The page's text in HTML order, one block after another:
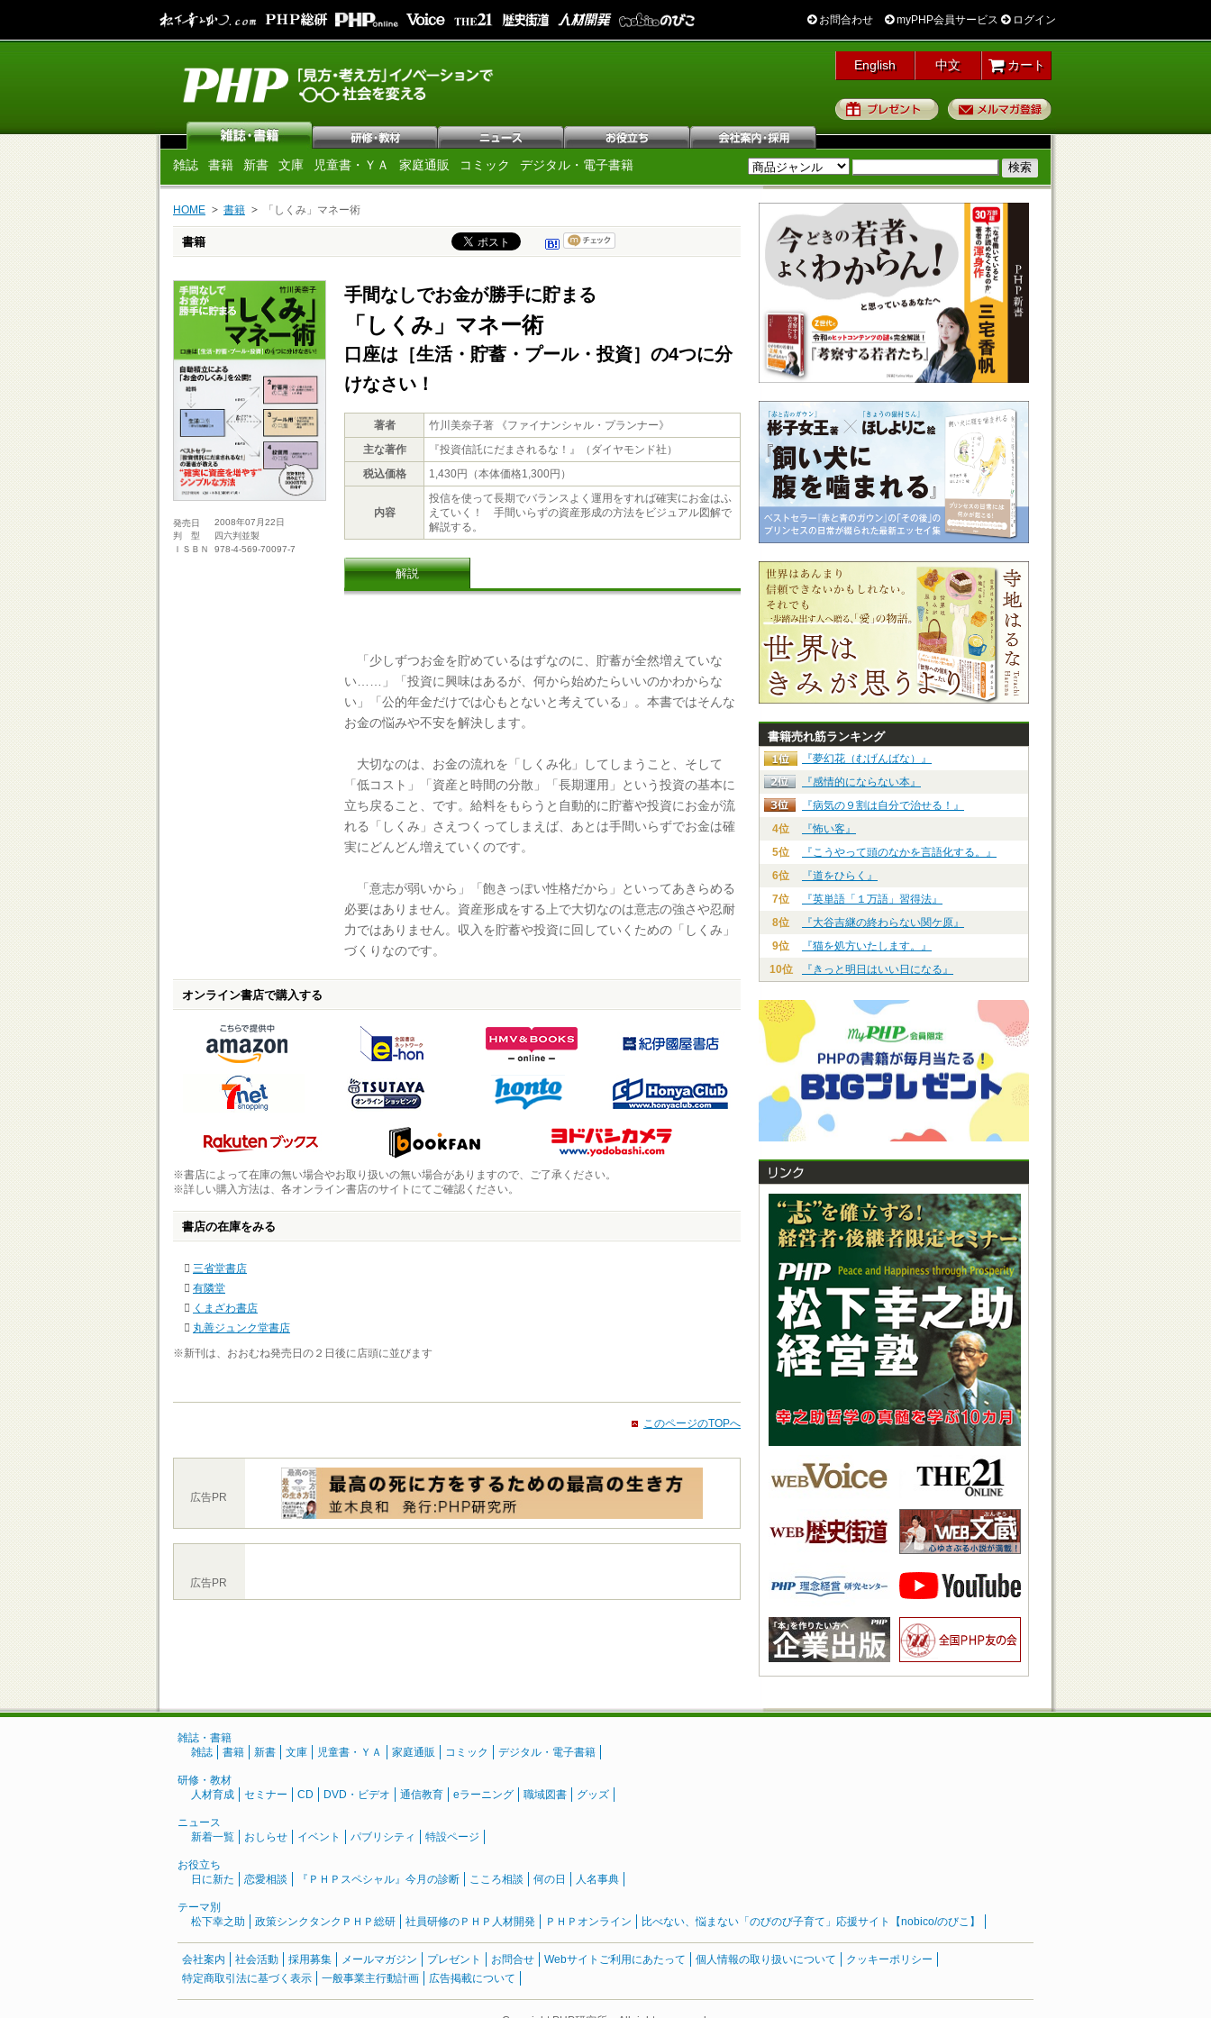
お問合わせ myPHP会員サービス ログイン
English 中文 カート
プレゼント
雑誌 書籍 新書 文庫 児童書・ＹＡ 家庭通販 コミック デジタル・電子書籍
HOME 書籍 「しくみ」マネー術
書籍
発売日
2008年07月22日
判 型
四六判並製
ＩＳＢＮ
978-4-569-70097-7
手間なしでお金が勝手に貯まる
「しくみ」マネー術
口座は［生活・貯蓄・プール・投資］の4つに分
けなさい！
著者
竹川美奈子著 《ファイナンシャル・プランナー》
主な著作
『投資信託にだまされるな！』（ダイヤモンド社）
税込価格
1,430円（本体価格1,300円）
内容
投信を使って長期でバランスよく運用をすれば確実にお金はふ
えていく！ 手間いらずの資産形成の方法をビジュアル図解で
解説する。
解説
「少しずつお金を貯めているはずなのに、貯蓄が全然増えていな
い……」「投資に興味はあるが、何から始めたらいいのかわからな
い」「公的年金だけでは心もとないと考えている」。本書ではそんな
お金の悩みや不安を解決します。
大切なのは、お金の流れを「しくみ化」してしまうこと、そして
「低コスト」「資産と時間の分散」「長期運用」という投資の基本に
立ち戻ること、です。給料をもらうと自動的に貯蓄や投資にお金が流
れる「しくみ」さえつくってしまえば、あとは手間いらずでお金は確
実にどんどん増えていくのです。
「意志が弱いから」「飽きっぽい性格だから」といってあきらめる
必要はありません。資産形成をする上で大切なのは意志の強さや忍耐
力ではありません。収入を貯蓄や投資に回していくための「しくみ」
づくりなのです。
オンライン書店で購入する
※書店によって在庫の無い場合やお取り扱いの無い場合がありますので、ご了承ください。
※詳しい購入方法は、各オンライン書店のサイトにてご確認ください。
書店の在庫をみる
三省堂書店
有隣堂
くまざわ書店
丸善ジュンク堂書店
※新刊は、おおむね発売日の２日後に店頭に並びます
このページのTOPへ
広告PR
広告PR
書籍売れ筋ランキング
『夢幻花（むげんばな）』
『感情的にならない本』
『病気の９割は自分で治せる！』
4位
『怖い客』
5位
『こうやって頭のなかを言語化する。』
6位
『道をひらく』
7位
『英単語「１万語」習得法』
8位
『大谷吉継の終わらない関ケ原』
9位
『猫を処方いたします。』
10位
『きっと明日はいい日になる』
雑誌・書籍
雑誌
書籍 新書 文庫 児童書・ＹＡ 家庭通販 コミック デジタル・電子書籍
研修・教材
人材育成
セミナー CD DVD・ビデオ 通信教育 eラーニング 職域図書 グッズ
ニュース
新着一覧
おしらせ イベント パブリシティ 特設ページ
お役立ち
日に新た
恋愛相談 『ＰＨＰスペシャル』今月の診断 こころ相談 何の日 人名事典
テーマ別
松下幸之助
政策シンクタンクＰＨＰ総研 社員研修のＰＨＰ人材開発 ＰＨＰオンライン 比べない、悩まない「のびのび子育て」応援サイト【nobico/のびこ】
会社案内 社会活動 採用募集 メールマガジン プレゼント お問合せ Webサイトご利用にあたって 個人情報の取り扱いについて
クッキーポリシー
特定商取引法に基づく表示
一般事業主行動計画 広告掲載について